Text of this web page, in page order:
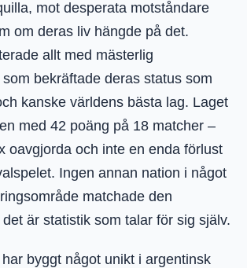
mot desperata motståndare
om deras liv hängde på det.
allt med mästerlig
bekräftade deras status som
kanske världens bästa lag. Laget
med 42 poäng på 18 matcher –
oavgjorda och inte en enda förlust
Ingen annan nation i något
matchade den
är statistik som talar för sig själv.
byggt något unikt i argentinsk